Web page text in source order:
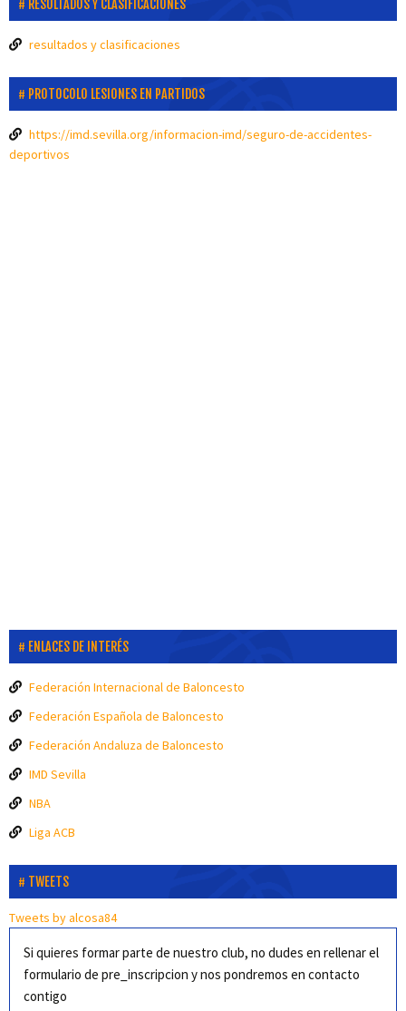
RESULTADOS Y CLASIFICACIONES
resultados y clasificaciones
PROTOCOLO LESIONES EN PARTIDOS
https://imd.sevilla.org/informacion-imd/seguro-de-accidentes-
deportivos
ENLACES DE INTERÉS
Federación Internacional de Baloncesto
Federación Española de Baloncesto
Federación Andaluza de Baloncesto
IMD Sevilla
NBA
Liga ACB
TWEETS
Tweets by alcosa84
Si quieres formar parte de nuestro club, no dudes en rellenar el
formulario de pre_inscripcion y nos pondremos en contacto
contigo